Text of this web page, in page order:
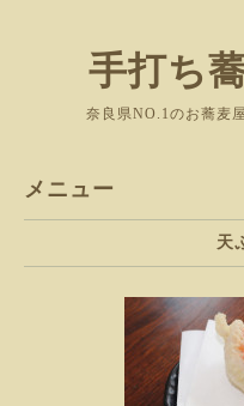
手打ち
奈良県NO.1のお蕎麦
メニュー
天